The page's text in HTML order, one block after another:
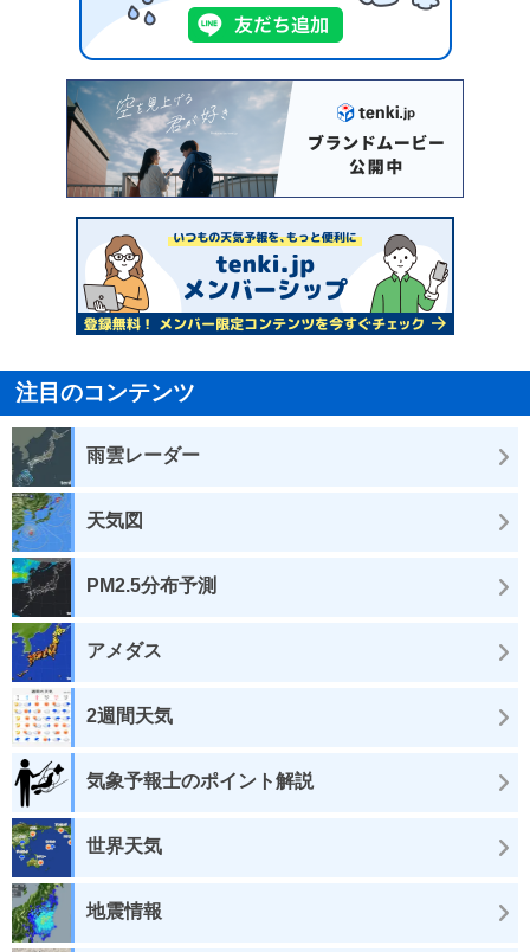
注目のコンテンツ
雨雲レーダー
天気図
PM2.5分布予測
アメダス
2週間天気
気象予報士のポイント解説
世界天気
地震情報